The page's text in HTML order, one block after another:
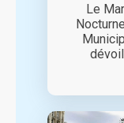
Le